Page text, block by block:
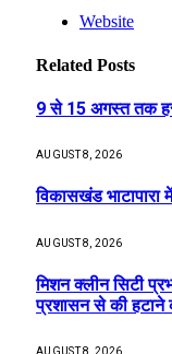
Website
Related Posts
9 से 15 अगस्त तक हर
AUGUST 8, 2026
विकासखंड
AUGUST 8, 2026
मिशन क्लीन सिटी
प्रशासन से की हटाने
AUGUST 8, 2026